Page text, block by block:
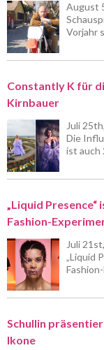
August
Vorjahr
Constantly K für
Kirnbauer
Juli
Die
ist auch
„Liquid
Fashion-
Juli
„Liquid
Schullin
Ikone